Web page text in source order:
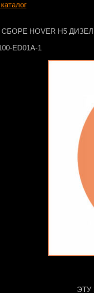
HOVER H5
ED01A-1
ЭТУ